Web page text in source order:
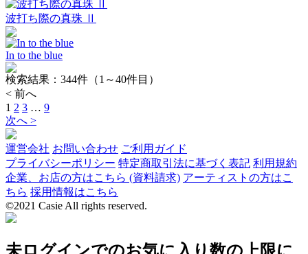
波打ち際の真珠 Ⅱ
In to the blue
検索結果： 344件（1～40件目）
< 前へ
1 2 3 … 9
次へ >
運営会社 お問い合わせ ご利用ガイド
プライバシーポリシー 特定商取引法に基づく表記 利用規約
企業、お店の方はこちら (資料請求) アーティストの方はこ
ちら 採用情報はこちら
©2021 Casie All rights reserved.